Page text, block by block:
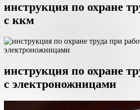
инструкция по охране
с ккм
инструкция по охране
с электроножницами